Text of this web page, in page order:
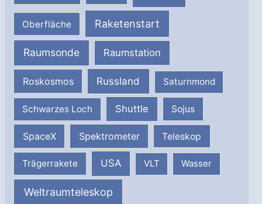
Oberfläche Raketenstart
Raumsonde Raumstation
Roskosmos Russland Saturnmond
Schwarzes Loch Shuttle Sojus
SpaceX Spektrometer Teleskop
Trägerrakete USA VLT Wasser
Weltraumteleskop